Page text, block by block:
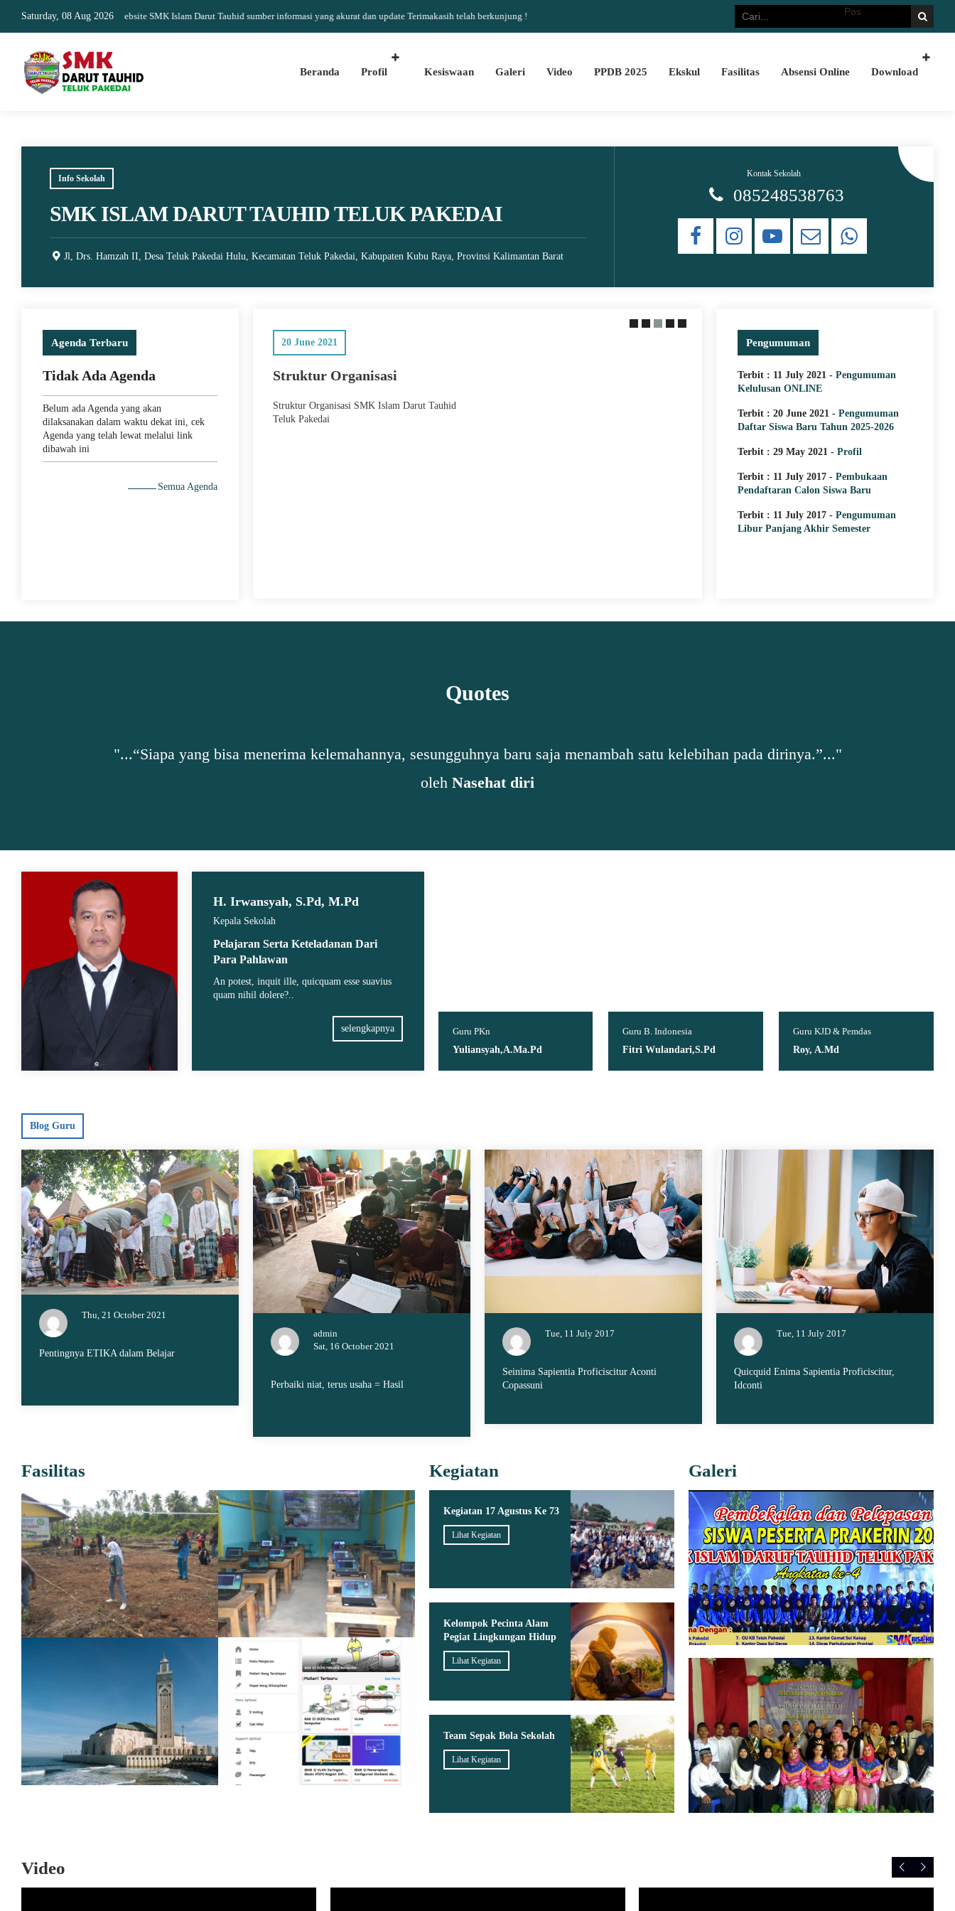
Saturday, 08 Aug 2026 Selamat Datang di website SMK Islam
Selamat Datang di website SMK Islam Darut Tauhid sumber informasi yang akurat dan update Terimakasih telah berkunjung !
Beranda Profil Kesiswaan Galeri Video PPDB 2025 Ekskul Fasilitas Absensi Online Download
Info Sekolah
SMK ISLAM DARUT TAUHID TELUK PAKEDAI
Jl, Drs. Hamzah II, Desa Teluk Pakedai Hulu, Kecamatan Teluk Pakedai, Kabupaten Kubu Raya, Provinsi Kalimantan Barat
Kontak Sekolah
085248538763
Agenda Terbaru
Tidak Ada Agenda
Belum ada Agenda yang akan
dilaksanakan dalam waktu dekat ini, cek
Agenda yang telah lewat melalui link
dibawah ini
Semua Agenda
20 June 2021
Struktur Organisasi
Struktur Organisasi SMK Islam Darut Tauhid
Teluk Pakedai
Tombol Pintas Pada Keyboard
MEMACU MINAT
PERAKTEK
LAPANGAN
menjadi keyakinan semua bangsa
dalam kemajuan bangsa.
adalah pendidikan yang
didiknya untuk memasuki
Investasi dalam bidang
Pengumuman
Terbit : 11 July 2021 - Pengumuman
Kelulusan ONLINE
Terbit : 20 June 2021 - Pengumuman
Daftar Siswa Baru Tahun 2025-2026
Terbit : 29 May 2021 - Profil
Terbit : 11 July 2017 - Pembukaan
Pendaftaran Calon Siswa Baru
Terbit : 11 July 2017 - Pengumuman
Libur Panjang Akhir Semester
Quotes
"...“Siapa yang bisa menerima kelemahannya, sesungguhnya baru saja menambah satu kelebihan pada dirinya.”..."
oleh Nasehat diri
H. Irwansyah, S.Pd, M.Pd
Kepala Sekolah
Pelajaran Serta Keteladanan Dari
Para Pahlawan
An potest, inquit ille, quicquam esse suavius
quam nihil dolere?..
selengkapnya
Tenaga Administrasi
Tenaga Administrasi
Guru PKn
Yuliansyah,A.Ma.Pd
Guru B. Indonesia
Fitri Wulandari,S.Pd
Guru KJD & Pemdas
Roy, A.Md
Blog Guru
Thu, 21 October 2021
Pentingnya ETIKA dalam Belajar
admin
Sat, 16 October 2021
Perbaiki niat, terus usaha = Hasil
Tue, 11 July 2017
Seinima Sapientia Proficiscitur Aconti
Copassuni
Tue, 11 July 2017
Quicquid Enima Sapientia Proficiscitur,
Idconti
Fasilitas Kegiatan
Kegiatan 17 Agustus Ke 73
Lihat Kegiatan
Kelompok Pecinta Alam
Pegiat Lingkungan Hidup
Lihat Kegiatan
Team Sepak Bola Sekolah
Lihat Kegiatan
Galeri
Video